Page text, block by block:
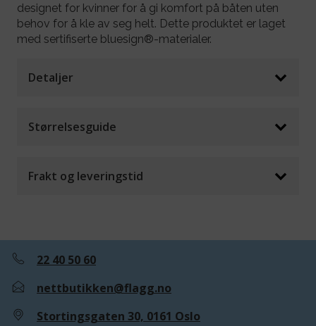
designet for kvinner for å gi komfort på båten uten
behov for å kle av seg helt. Dette produktet er laget
med sertifiserte bluesign®-materialer.
Detaljer
Størrelsesguide
Frakt og leveringstid
22 40 50 60
nettbutikken@flagg.no
Stortingsgaten 30, 0161 Oslo